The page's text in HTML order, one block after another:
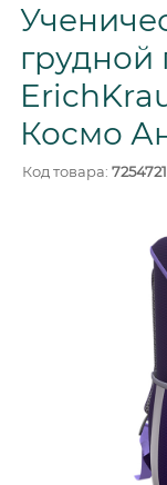
Космо
Код товара: 7254721